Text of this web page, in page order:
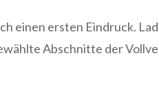
einen ersten Eindruck.
Abschnitte der